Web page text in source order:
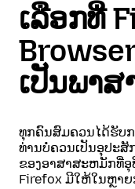
ເລືອກທີ່
ເປັນພາສ
ທຸກຄົນສົມຄວນໄດ້ຮັບກ
ທ່ານບໍ່ຄວນເປັນອຸປະ
ຂອງອາສາສະຫມັກທີ່
Firefox ມີໃຫ້ໃນຫຼາຍ